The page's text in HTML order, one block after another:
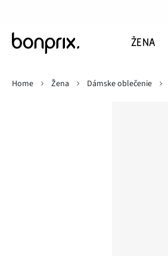
ŽENA
Home
Žena Dámske oblečenie